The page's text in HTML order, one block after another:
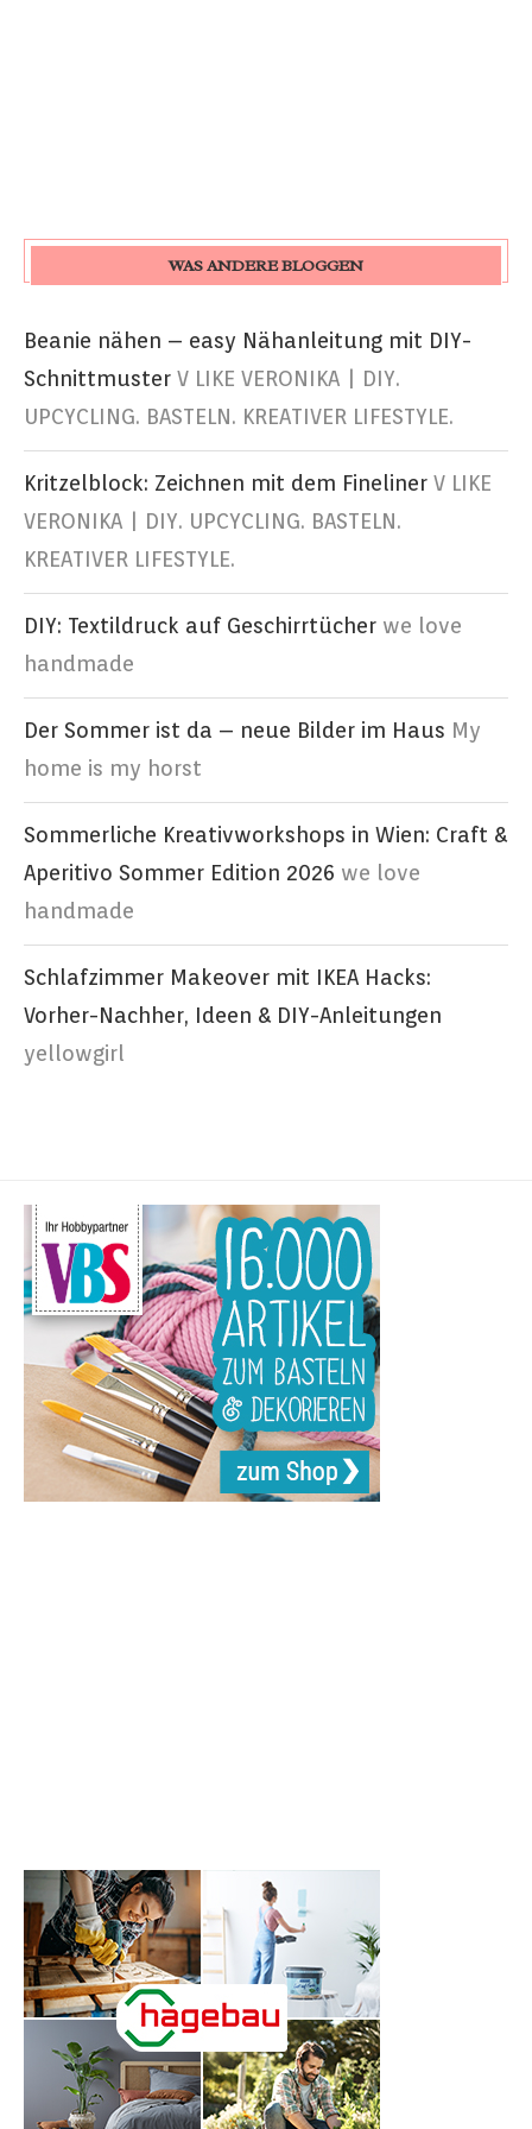
WAS ANDERE BLOGGEN
Beanie nähen – easy Nähanleitung mit DIY-
Schnittmuster V LIKE VERONIKA | DIY.
UPCYCLING. BASTELN. KREATIVER LIFESTYLE.
Kritzelblock: Zeichnen mit dem Fineliner V LIKE
VERONIKA | DIY. UPCYCLING. BASTELN.
KREATIVER LIFESTYLE.
DIY: Textildruck auf Geschirrtücher we love
handmade
Der Sommer ist da – neue Bilder im Haus My
home is my horst
Sommerliche Kreativworkshops in Wien: Craft &
Aperitivo Sommer Edition 2026 we love
handmade
Schlafzimmer Makeover mit IKEA Hacks:
Vorher-Nachher, Ideen & DIY-Anleitungen
yellowgirl